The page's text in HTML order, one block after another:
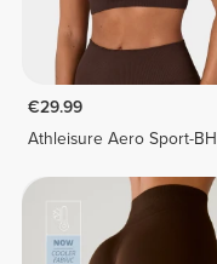
€29.99
Athleisure Aero Sport-BH